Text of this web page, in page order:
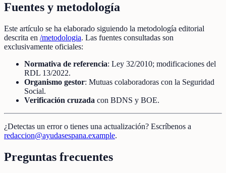
Fuentes y metodología
Este artículo se ha elaborado siguiendo la metodología editorial
descrita en /metodologia. Las fuentes consultadas son
exclusivamente oficiales:
Normativa de referencia: Ley 32/2010; modificaciones del
RDL 13/2022.
Organismo gestor: Mutuas colaboradoras con la Seguridad
Social.
Verificación cruzada con BDNS y BOE.
¿Detectas un error o tienes una actualización? Escríbenos a
redaccion@ayudasespana.example.
Preguntas frecuentes